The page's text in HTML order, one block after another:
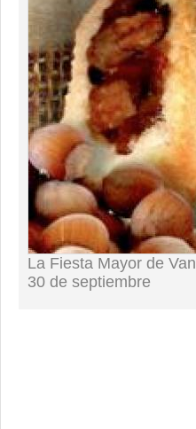
La Fiesta Mayor de
30 de septiembre